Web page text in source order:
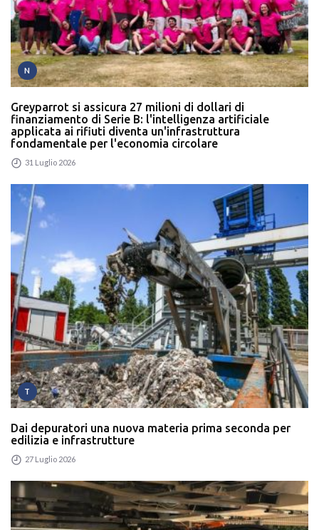
N
Greyparrot si assicura 27 milioni di dollari di
finanziamento di Serie B: l'intelligenza artificiale
applicata ai rifiuti diventa un'infrastruttura
fondamentale per l'economia circolare
31 Luglio 2026
T
Dai depuratori una nuova materia prima seconda per
edilizia e infrastrutture
27 Luglio 2026